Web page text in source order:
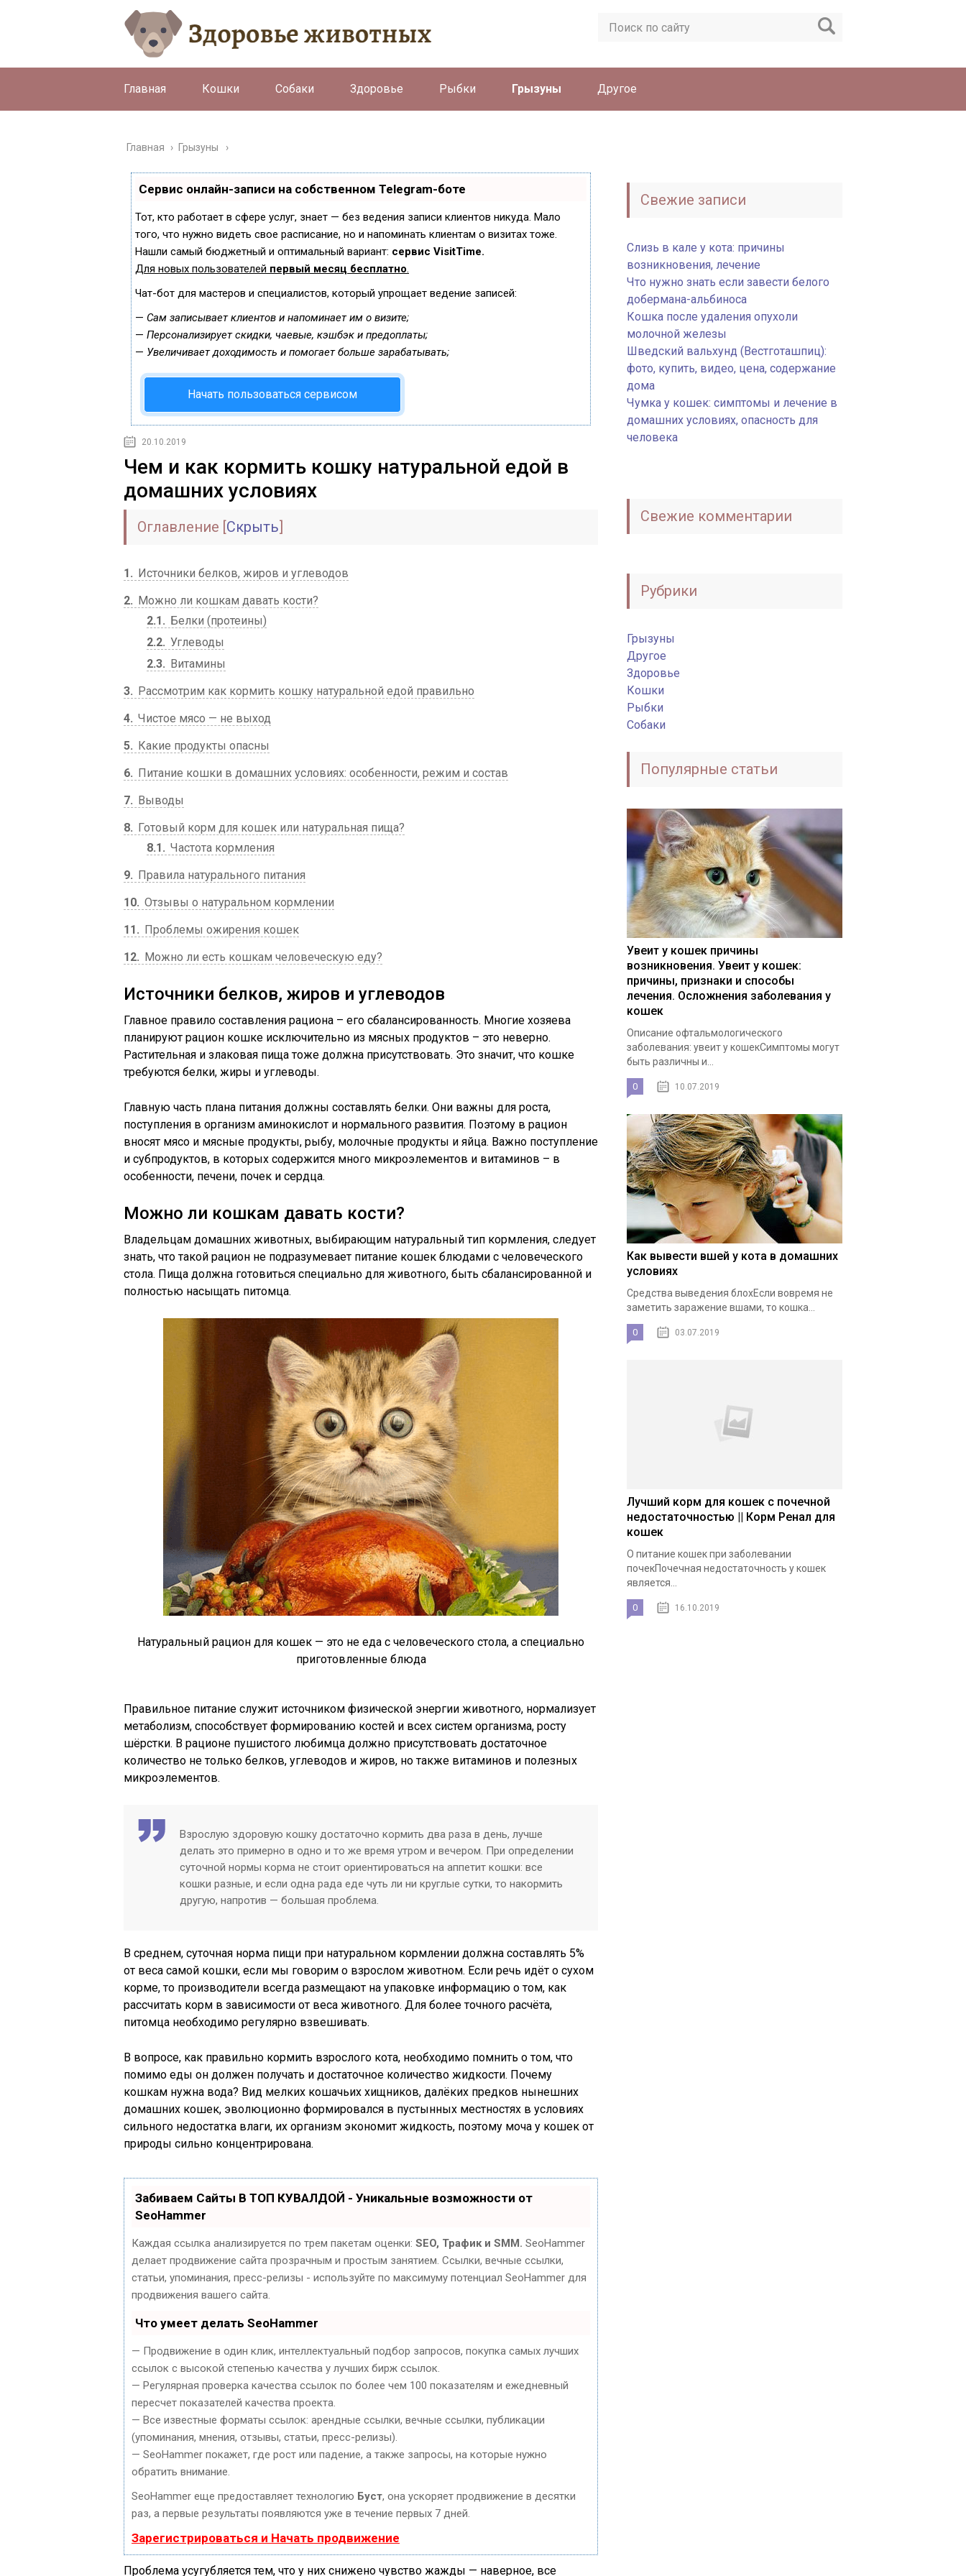
Главная Кошки Собаки Здоровье Рыбки Грызуны Другое
Главная › Грызуны
Сервис онлайн-записи на собственном Telegram-боте
Тот, кто работает в сфере услуг, знает — без ведения записи клиентов никуда. Мало
того, что нужно видеть свое расписание, но и напоминать клиентам о визитах тоже.
Нашли самый бюджетный и оптимальный вариант: сервис VisitTime.
Для новых пользователей первый месяц бесплатно.
Чат-бот для мастеров и специалистов, который упрощает ведение записей:
— Сам записывает клиентов и напоминает им о визите;
— Персонализирует скидки, чаевые, кэшбэк и предоплаты;
— Увеличивает доходимость и помогает больше зарабатывать;
Начать пользоваться сервисом
20.10.2019
Чем и как кормить кошку натуральной едой в
домашних условиях
Оглавление [Скрыть]
1
Источники белков, жиров и углеводов
2
Можно ли кошкам давать кости?
2.1
Белки (протеины)
2.2 Углеводы
2.3
Витамины
3
Рассмотрим как кормить кошку натуральной едой правильно
4 Чистое мясо — не выход
5
Какие продукты опасны
6
Питание кошки в домашних условиях: особенности, режим и состав
7
Выводы
8
Готовый корм для кошек или натуральная пища?
8.1
Частота кормления
9
Правила натурального питания
10 Отзывы о натуральном кормлении
11
Проблемы ожирения кошек
12
Можно ли есть кошкам человеческую еду?
Источники белков, жиров и углеводов
Главное правило составления рациона – его сбалансированность. Многие хозяева
планируют рацион кошке исключительно из мясных продуктов – это неверно.
Растительная и злаковая пища тоже должна присутствовать. Это значит, что кошке
требуются белки, жиры и углеводы.
Главную часть плана питания должны составлять белки. Они важны для роста,
поступления в организм аминокислот и нормального развития. Поэтому в рацион
вносят мясо и мясные продукты, рыбу, молочные продукты и яйца. Важно поступление
и субпродуктов, в которых содержится много микроэлементов и витаминов – в
особенности, печени, почек и сердца.
Можно ли кошкам давать кости?
Владельцам домашних животных, выбирающим натуральный тип кормления, следует
знать, что такой рацион не подразумевает питание кошек блюдами с человеческого
стола. Пища должна готовиться специально для животного, быть сбалансированной и
полностью насыщать питомца.
Натуральный рацион для кошек — это не еда с человеческого стола, а специально
приготовленные блюда
Правильное питание служит источником физической энергии животного, нормализует
метаболизм, способствует формированию костей и всех систем организма, росту
шёрстки. В рационе пушистого любимца должно присутствовать достаточное
количество не только белков, углеводов и жиров, но также витаминов и полезных
микроэлементов.
Взрослую здоровую кошку достаточно кормить два раза в день, лучше
делать это примерно в одно и то же время утром и вечером. При определении
суточной нормы корма не стоит ориентироваться на аппетит кошки: все
кошки разные, и если одна рада еде чуть ли ни круглые сутки, то накормить
другую, напротив — большая проблема.
В среднем, суточная норма пищи при натуральном кормлении должна составлять 5%
от веса самой кошки, если мы говорим о взрослом животном. Если речь идёт о сухом
корме, то производители всегда размещают на упаковке информацию о том, как
рассчитать корм в зависимости от веса животного. Для более точного расчёта,
питомца необходимо регулярно взвешивать.
В вопросе, как правильно кормить взрослого кота, необходимо помнить о том, что
помимо еды он должен получать и достаточное количество жидкости. Почему
кошкам нужна вода? Вид мелких кошачьих хищников, далёких предков нынешних
домашних кошек, эволюционно формировался в пустынных местностях в условиях
сильного недостатка влаги, их организм экономит жидкость, поэтому моча у кошек от
природы сильно концентрирована.
Забиваем Сайты В ТОП КУВАЛДОЙ - Уникальные возможности от
SeoHammer
Каждая ссылка анализируется по трем пакетам оценки: SEO, Трафик и SMM. SeoHammer
делает продвижение сайта прозрачным и простым занятием. Ссылки, вечные ссылки,
статьи, упоминания, пресс-релизы - используйте по максимуму потенциал SeoHammer для
продвижения вашего сайта.
Что умеет делать SeoHammer
— Продвижение в один клик, интеллектуальный подбор запросов, покупка самых лучших
ссылок с высокой степенью качества у лучших бирж ссылок.
— Регулярная проверка качества ссылок по более чем 100 показателям и ежедневный
пересчет показателей качества проекта.
— Все известные форматы ссылок: арендные ссылки, вечные ссылки, публикации
(упоминания, мнения, отзывы, статьи, пресс-релизы).
— SeoHammer покажет, где рост или падение, а также запросы, на которые нужно
обратить внимание.
SeoHammer еще предоставляет технологию Буст, она ускоряет продвижение в десятки
раз, а первые результаты появляются уже в течение первых 7 дней.
Зарегистрироваться и Начать продвижение
Проблема усугубляется тем, что у них снижено чувство жажды — наверное, все
Свежие записи
Слизь в кале у кота: причины
возникновения, лечение
Что нужно знать если завести белого
добермана-альбиноса
Кошка после удаления опухоли
молочной железы
Шведский вальхунд (Вестготашпиц):
фото, купить, видео, цена, содержание
дома
Чумка у кошек: симптомы и лечение в
домашних условиях, опасность для
человека
Свежие комментарии
Рубрики
Грызуны
Другое
Здоровье
Кошки
Рыбки
Собаки
Популярные статьи
Увеит у кошек причины
возникновения. Увеит у кошек:
причины, признаки и способы
лечения. Осложнения заболевания у
кошек
Описание офтальмологического
заболевания: увеит у кошекСимптомы могут
быть различны и...
0 10.07.2019
Как вывести вшей у кота в домашних
условиях
Средства выведения блохЕсли вовремя не
заметить заражение вшами, то кошка...
0 03.07.2019
Лучший корм для кошек с почечной
недостаточностью || Корм Ренал для
кошек
О питание кошек при заболевании
почекПочечная недостаточность у кошек
является...
0 16.10.2019